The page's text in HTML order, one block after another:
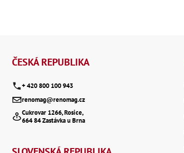
ČESKÁ REPUBLIKA
+ 420 800 100 943
renomag@renomag.cz
Cukrovar 1266, Rosice,
664 84 Zastávka u Brna